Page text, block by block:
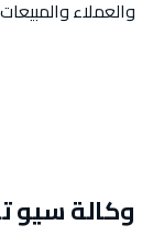
والعملاء
وكالة سيو